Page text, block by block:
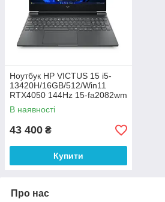
Ноутбук HP VICTUS 15 i5-
13420H/16GB/512/Win11
RTX4050 144Hz 15-fa2082wm
(B5EQ3UA)
В наявності
43 400 ₴
Купити
Про нас